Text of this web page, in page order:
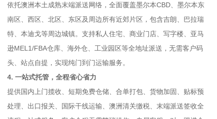
依托澳洲本土成熟末端派送网络，全面覆盖墨尔本CBD、墨尔本东
南区、西区、北区、东区及周边所有近郊片区，包含吉朗、巴拉瑞
特、本迪戈等周边城镇。支持私人住宅、商业门店、写字楼、亚马
逊MEL1/FBA仓库、海外仓、工业园区等全地址派送，无需客户码
头、站点自提，实现纯门到门运输服务。
4. 一站式托管，全程省心省力
提供国内上门揽收、短期免费仓储、合单打包、货物加固、贴标预
处理、出口报关、国际干线运输、澳洲清关缴税、末端派送签收全